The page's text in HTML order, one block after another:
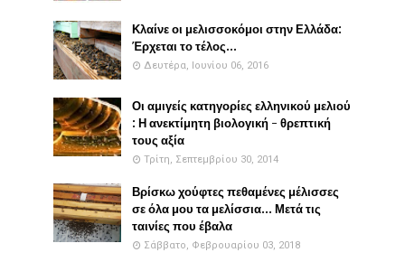
Κλαίνε οι μελισσοκόμοι στην Ελλάδα:
Έρχεται το τέλος...
Δευτέρα, Ιουνίου 06, 2016
Οι αμιγείς κατηγορίες ελληνικού μελιού
: Η ανεκτίμητη βιολογική - θρεπτική
τους αξία
Τρίτη, Σεπτεμβρίου 30, 2014
Βρίσκω χούφτες πεθαμένες μέλισσες
σε όλα μου τα μελίσσια... Μετά τις
ταινίες που έβαλα
Σάββατο, Φεβρουαρίου 03, 2018